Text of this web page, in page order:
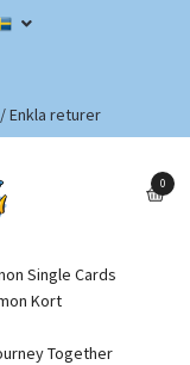
Enkla returer
0
Single Cards
Kort
Together